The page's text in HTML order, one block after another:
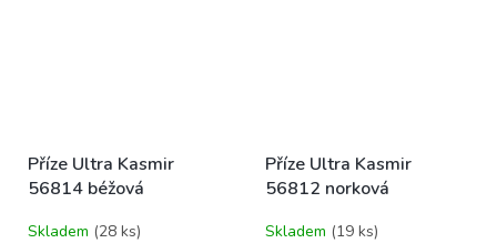
Příze Ultra Kasmir
56814 béžová
Skladem (28 ks)
Příze Ultra Kasmir
56812 norková
Skladem (19 ks)